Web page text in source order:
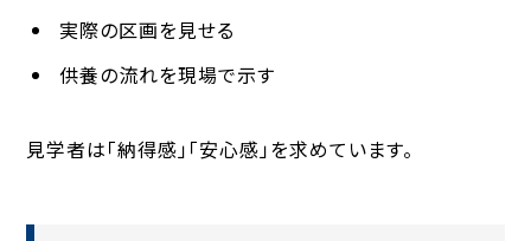
実際の区画を見せる
供養の流れを現場で示す
見学者は「納得感」「安心感」を求めています。